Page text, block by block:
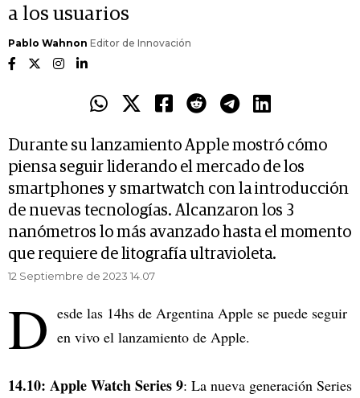
a los usuarios
Pablo Wahnon Editor de Innovación
Durante su lanzamiento Apple mostró cómo
piensa seguir liderando el mercado de los
smartphones y smartwatch con la introducción
de nuevas tecnologías. Alcanzaron los 3
nanómetros lo más avanzado hasta el momento
que requiere de litografía ultravioleta.
12 Septiembre de 2023 14.07
D esde las 14hs de Argentina Apple se puede seguir
en vivo el lanzamiento de Apple.
14.10: Apple Watch Series 9: La nueva generación Series